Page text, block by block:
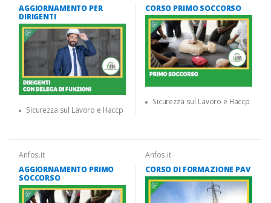
AGGIORNAMENTO PER
DIRIGENTI
Sicurezza sul Lavoro e Haccp
CORSO PRIMO SOCCORSO
Sicurezza sul Lavoro e Haccp
Anfos.it
AGGIORNAMENTO PRIMO
SOCCORSO
Anfos.it
CORSO DI FORMAZIONE PAV